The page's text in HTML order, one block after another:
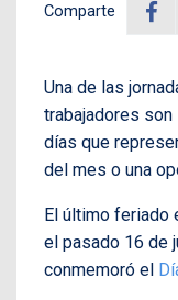
Comparte
Una de las
trabajadores son
días que
del mes o una
El último feriado
el pasado 16 de
conmemoró el